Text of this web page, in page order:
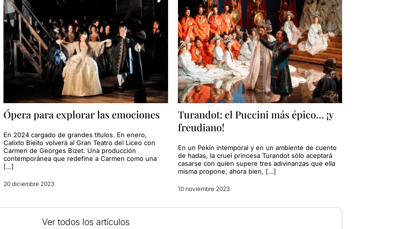
Ópera para explorar las emociones
En 2024 cargado de grandes títulos. En enero,
Calixto Bieito volverá al Gran Teatro del Liceo con
Carmen de Georges Bizet. Una producción
contemporánea que redefine a Carmen como una
[…]
20 diciembre 2023
Turandot: el Puccini más épico… ¡y
freudiano!
En un Pekín intemporal y en un ambiente de cuento
de hadas, la cruel princesa Turandot sólo aceptará
casarse con quien supere tres adivinanzas que ella
misma propone; ahora bien, […]
10 noviembre 2023
Ver todos los artículos